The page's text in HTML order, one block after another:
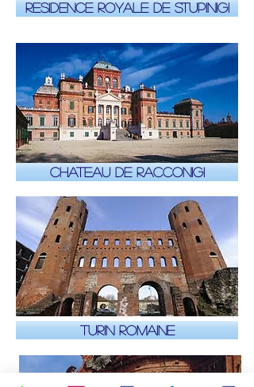
Residence royale de Stupinigi
Chateau de Racconigi
Turin romaine